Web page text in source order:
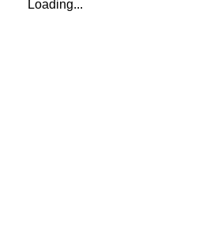
Loading...